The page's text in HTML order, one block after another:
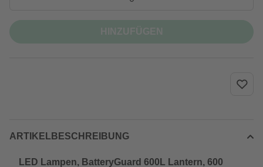
ARTIKELBESCHREIBUNG
LED Lampen, BatteryGuard 600L Lantern, 600